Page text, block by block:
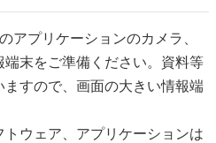
アプリケーションのカメラ、
末をご準備ください。資料等
ますので、画面の大きい情報端
ウェア、アプリケーションは